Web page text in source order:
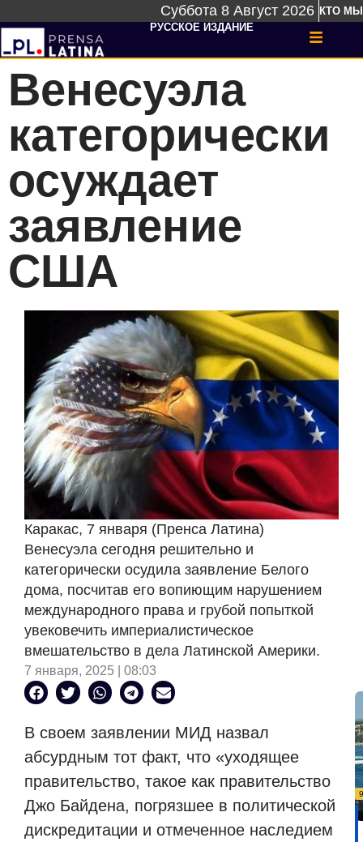
Суббота 8 Август 2026 КТО МЫ
РУССКОЕ ИЗДАНИЕ
Венесуэла
категорически
осуждает
заявление
США
Каракас, 7 января (Пренса Латина)
Венесуэла сегодня решительно и
категорически осудила заявление Белого
дома, посчитав его вопиющим нарушением
международного права и грубой попыткой
увековечить империалистическое
вмешательство в дела Латинской Америки.
7 января, 2025 | 08:03
В своем заявлении МИД назвал
абсурдным тот факт, что «уходящее
правительство, такое как правительство
Джо Байдена, погрязшее в политической
дискредитации и отмеченное наследием